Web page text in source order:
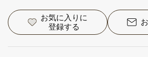
お気に入りに
登録する